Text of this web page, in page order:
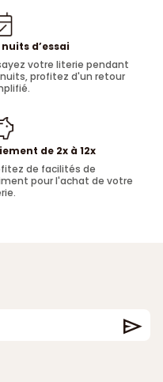
nuits d’essai
votre literie pendant
profitez d'un retour
de 2x à 12x
de facilités de
pour l'achat de votre